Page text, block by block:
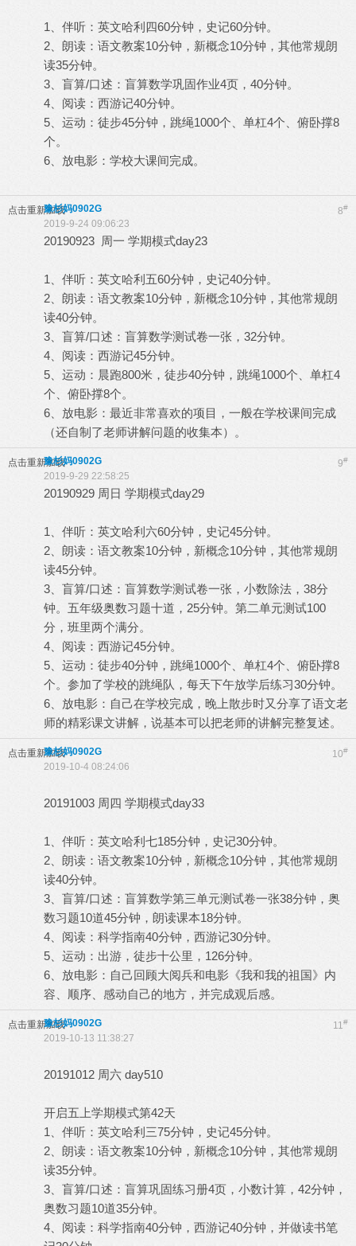
1、伴听：英文哈利四60分钟，史记60分钟。
2、朗读：语文教案10分钟，新概念10分钟，其他常规朗
读35分钟。
3、盲算/口述：盲算数学巩固作业4页，40分钟。
4、阅读：西游记40分钟。
5、运动：徒步45分钟，跳绳1000个、单杠4个、俯卧撑8
个。
6、放电影：学校大课间完成。
点击重新加载 8#
豫杉妈0902G
2019-9-24 09:06:23
20190923 周一 学期模式day23
1、伴听：英文哈利五60分钟，史记40分钟。
2、朗读：语文教案10分钟，新概念10分钟，其他常规朗
读40分钟。
3、盲算/口述：盲算数学测试卷一张，32分钟。
4、阅读：西游记45分钟。
5、运动：晨跑800米，徒步40分钟，跳绳1000个、单杠4
个、俯卧撑8个。
6、放电影：最近非常喜欢的项目，一般在学校课间完成
（还自制了老师讲解问题的收集本）。
点击重新加载 9#
豫杉妈0902G
2019-9-29 22:58:25
20190929 周日 学期模式day29
1、伴听：英文哈利六60分钟，史记45分钟。
2、朗读：语文教案10分钟，新概念10分钟，其他常规朗
读45分钟。
3、盲算/口述：盲算数学测试卷一张，小数除法，38分
钟。五年级奥数习题十道，25分钟。第二单元测试100
分，班里两个满分。
4、阅读：西游记45分钟。
5、运动：徒步40分钟，跳绳1000个、单杠4个、俯卧撑8
个。参加了学校的跳绳队，每天下午放学后练习30分钟。
6、放电影：自己在学校完成，晚上散步时又分享了语文老
师的精彩课文讲解，说基本可以把老师的讲解完整复述。
点击重新加载 10#
豫杉妈0902G
2019-10-4 08:24:06
20191003 周四 学期模式day33
1、伴听：英文哈利七185分钟，史记30分钟。
2、朗读：语文教案10分钟，新概念10分钟，其他常规朗
读40分钟。
3、盲算/口述：盲算数学第三单元测试卷一张38分钟，奥
数习题10道45分钟，朗读课本18分钟。
4、阅读：科学指南40分钟，西游记30分钟。
5、运动：出游，徒步十公里，126分钟。
6、放电影：自己回顾大阅兵和电影《我和我的祖国》内
容、顺序、感动自己的地方，并完成观后感。
点击重新加载 11#
豫杉妈0902G
2019-10-13 11:38:27
20191012 周六 day510
开启五上学期模式第42天
1、伴听：英文哈利三75分钟，史记45分钟。
2、朗读：语文教案10分钟，新概念10分钟，其他常规朗
读35分钟。
3、盲算/口述：盲算巩固练习册4页，小数计算，42分钟，
奥数习题10道35分钟。
4、阅读：科学指南40分钟，西游记40分钟，并做读书笔